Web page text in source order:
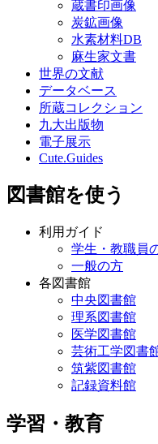
蔵書印画像
炭鉱画像
水素材料DB
麻生家文書
世界の文献
データベース
所蔵コレクション
九大出版物
電子展示
Cute.Guides
図書館を使う
利用ガイド
学生・教職員
一般の方
各図書館
中央図書館
理系図書館
医学図書館
芸術工学図書
筑紫図書館
記録資料館
学習・教育